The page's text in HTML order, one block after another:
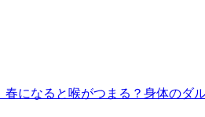
春になると喉がつまる？身体のダ